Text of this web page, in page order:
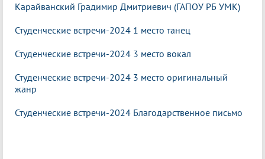
Карайванский Градимир Дмитриевич (ГАПОУ РБ УМК)
Студенческие встречи-2024 1 место танец
Студенческие встречи-2024 3 место вокал
Студенческие встречи-2024 3 место оригинальный
жанр
Студенческие встречи-2024 Благодарственное письмо